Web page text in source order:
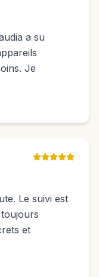
a su
Je
Le suivi est
et